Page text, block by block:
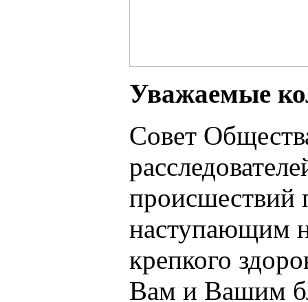
Уважаемые
Совет
происшествий
наступающим
крепкого
Вам и Вашим